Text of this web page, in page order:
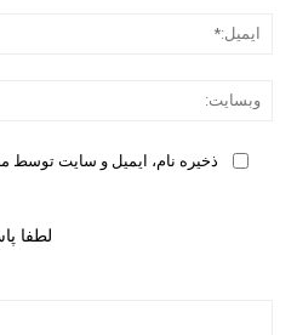
ذخیره نام، ایمیل و سایت توسط
لطفا